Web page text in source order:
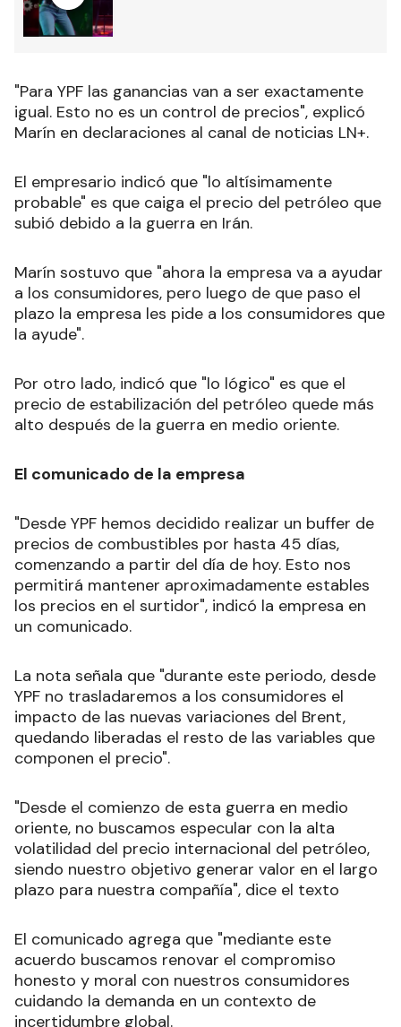
"Para YPF las ganancias van a ser exactamente
igual. Esto no es un control de precios", explicó
Marín en declaraciones al canal de noticias LN+.
El empresario indicó que "lo altísimamente
probable" es que caiga el precio del petróleo que
subió debido a la guerra en Irán.
Marín sostuvo que "ahora la empresa va a ayudar
a los consumidores, pero luego de que paso el
plazo la empresa les pide a los consumidores que
la ayude".
Por otro lado, indicó que "lo lógico" es que el
precio de estabilización del petróleo quede más
alto después de la guerra en medio oriente.
El comunicado de la empresa
"Desde YPF hemos decidido realizar un buffer de
precios de combustibles por hasta 45 días,
comenzando a partir del día de hoy. Esto nos
permitirá mantener aproximadamente estables
los precios en el surtidor", indicó la empresa en
un comunicado.
La nota señala que "durante este periodo, desde
YPF no trasladaremos a los consumidores el
impacto de las nuevas variaciones del Brent,
quedando liberadas el resto de las variables que
componen el precio".
"Desde el comienzo de esta guerra en medio
oriente, no buscamos especular con la alta
volatilidad del precio internacional del petróleo,
siendo nuestro objetivo generar valor en el largo
plazo para nuestra compañía", dice el texto
El comunicado agrega que "mediante este
acuerdo buscamos renovar el compromiso
honesto y moral con nuestros consumidores
cuidando la demanda en un contexto de
incertidumbre global.